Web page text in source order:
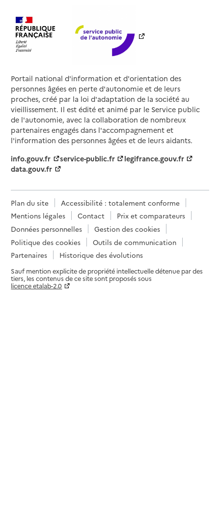
Portail national d'information et d'orientation des
personnes âgées en perte d'autonomie et de leurs
proches, créé par la loi d'adaptation de la société au
vieillissement. Il est édité et animé par le Service public
de l'autonomie, avec la collaboration de nombreux
partenaires engagés dans l'accompagnement et
l'information des personnes âgées et de leurs aidants.
info.gouv.fr
service-public.fr
legifrance.gouv.fr
data.gouv.fr
Plan du site
Accessibilité : totalement conforme
Mentions légales
Contact
Prix et comparateurs
Données personnelles
Gestion des cookies
Politique des cookies
Outils de communication
Partenaires
Historique des évolutions
Sauf mention explicite de propriété intellectuelle détenue par des
tiers, les contenus de ce site sont proposés sous
licence etalab-2.0